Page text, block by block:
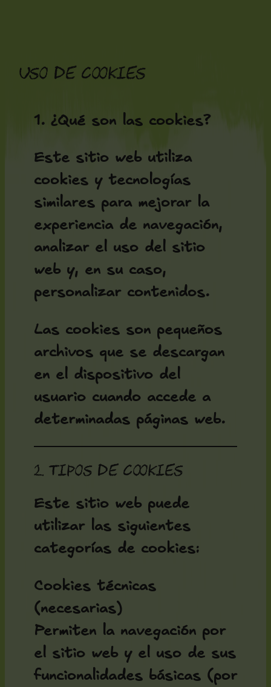
Uso de cookies
1. ¿Qué son las cookies?
Este sitio web utiliza
cookies y tecnologías
similares para mejorar la
experiencia de navegación,
analizar el uso del sitio
web y, en su caso,
personalizar contenidos.
Las cookies son pequeños
archivos que se descargan
en el dispositivo del
usuario cuando accede a
determinadas páginas web.
2. Tipos de cookies
Este sitio web puede
utilizar las siguientes
categorías de cookies:
Cookies técnicas
(necesarias)
Permiten la navegación por
el sitio web y el uso de sus
funcionalidades básicas (por